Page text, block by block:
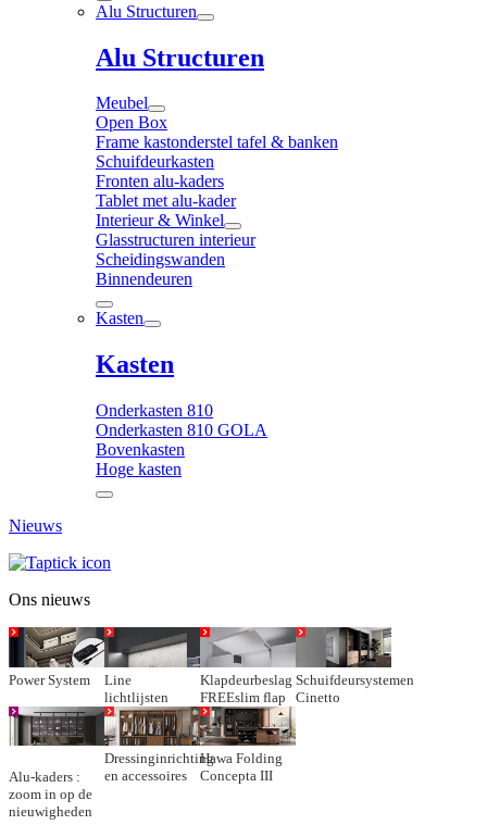
Alu Structuren
Alu Structuren
Meubel
Open Box
Frame kastonderstel tafel & banken
Schuifdeurkasten
Fronten alu-kaders
Tablet met alu-kader
Interieur & Winkel
Glasstructuren interieur
Scheidingswanden
Binnendeuren
Kasten
Kasten
Onderkasten 810
Onderkasten 810 GOLA
Bovenkasten
Hoge kasten
Nieuws
Ons nieuws
Power System
Line
lichtlijsten
Klapdeurbeslag
FREEslim flap
Schuifdeursystemen
Cinetto
Alu-kaders :
zoom in op de
nieuwigheden
Dressinginrichting
en accessoires
Hawa Folding
Concepta III